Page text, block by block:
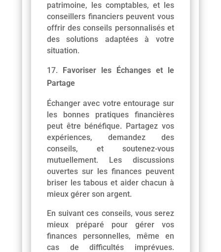
patrimoine, les comptables, et les
conseillers financiers peuvent vous
offrir des conseils personnalisés et
des solutions adaptées à votre
situation.
Favoriser les Échanges et le
Partage
Échanger avec votre entourage sur
les bonnes pratiques financières
peut être bénéfique. Partagez vos
expériences, demandez des
conseils, et soutenez-vous
mutuellement. Les discussions
ouvertes sur les finances peuvent
briser les tabous et aider chacun à
mieux gérer son argent.
En suivant ces conseils, vous serez
mieux préparé pour gérer vos
finances personnelles, même en
cas de difficultés imprévues.